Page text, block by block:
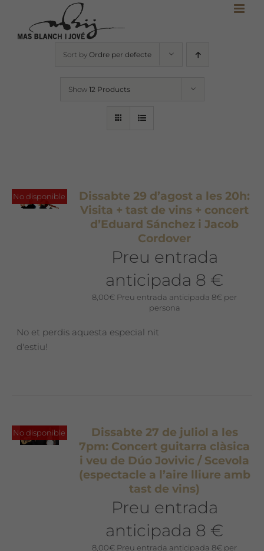
content
Sort by Ordre per defecte
Show 12 Products
No disponible
Dissabte 29 d’agost a les 20h:
Visita + tast de vins + concert
d’Eduard Sánchez i Jacob
Cordover
Preu entrada
anticipada 8 €
8,00€ Preu entrada anticipada 8€ per
persona
No et perdis aquesta especial nit
d'estiu!
No disponible
Dissabte 27 de juliol a les
7pm: Concert guitarra clàsica
i veu de Dúo Jovivic / Scevola
(espectacle a l’aire lliure amb
tast de vins)
Preu entrada
anticipada 8 €
8,00€ Preu entrada anticipada 8€ per